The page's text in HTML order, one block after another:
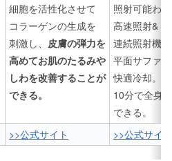
細胞を活性化させて
コラーゲンの生成を
刺激し、 皮膚の弾力を
高めてお肌のたるみや
しわを改善することが
できる。
照射可能わ
高速照射&
連続照射機
平面サファ
快適冷却。
10分で全身
できる。
>>公式サイト >>公式サイト